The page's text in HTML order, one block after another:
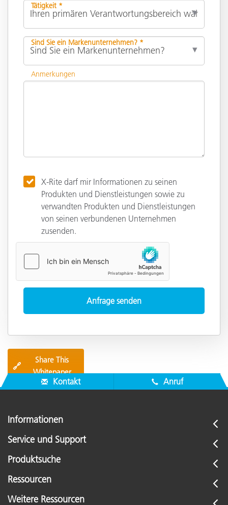
Tätigkeit *
Sind Sie ein Markenunternehmen? *
Anmerkungen
X-Rite darf mir Informationen zu seinen
Produkten und Dienstleistungen sowie zu
verwandten Produkten und Dienstleistungen
von seinen verbundenen Unternehmen
zusenden.
🔗
Share This
Whitepaper
Kontakt Anruf
Informationen
Service und Support
Produktsuche
Ressourcen
Weitere Ressourcen